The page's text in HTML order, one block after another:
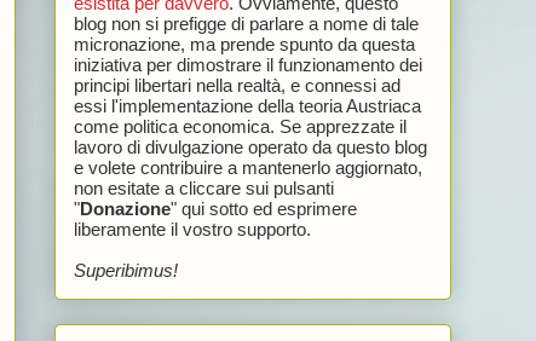
blog non si prefigge di parlare a nome di tale
micronazione, ma prende spunto da questa
iniziativa per dimostrare il funzionamento dei
principi libertari nella realtà, e connessi ad
essi l'implementazione della teoria Austriaca
come politica economica. Se apprezzate il
lavoro di divulgazione operato da questo blog
e volete contribuire a mantenerlo aggiornato,
non esitate a cliccare sui pulsanti
"Donazione" qui sotto ed esprimere
liberamente il vostro supporto.
Superibimus!